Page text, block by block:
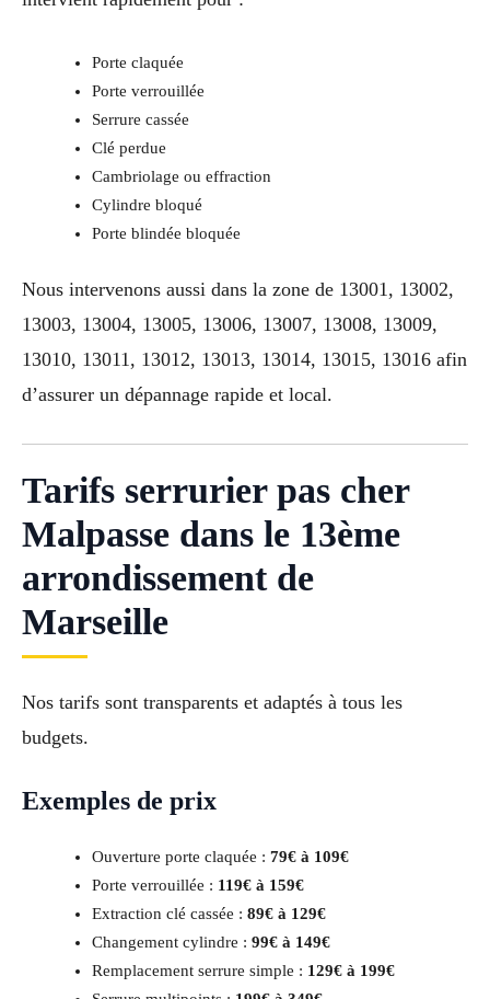
Porte claquée
Porte verrouillée
Serrure cassée
Clé perdue
Cambriolage ou effraction
Cylindre bloqué
Porte blindée bloquée
Nous intervenons aussi dans la zone de 13001, 13002,
13003, 13004, 13005, 13006, 13007, 13008, 13009,
13010, 13011, 13012, 13013, 13014, 13015, 13016 afin
d’assurer un dépannage rapide et local.
Tarifs serrurier pas cher
Malpasse dans le 13ème
arrondissement de
Marseille
Nos tarifs sont transparents et adaptés à tous les
budgets.
Exemples de prix
Ouverture porte claquée : 79€ à 109€
Porte verrouillée : 119€ à 159€
Extraction clé cassée : 89€ à 129€
Changement cylindre : 99€ à 149€
Remplacement serrure simple : 129€ à 199€